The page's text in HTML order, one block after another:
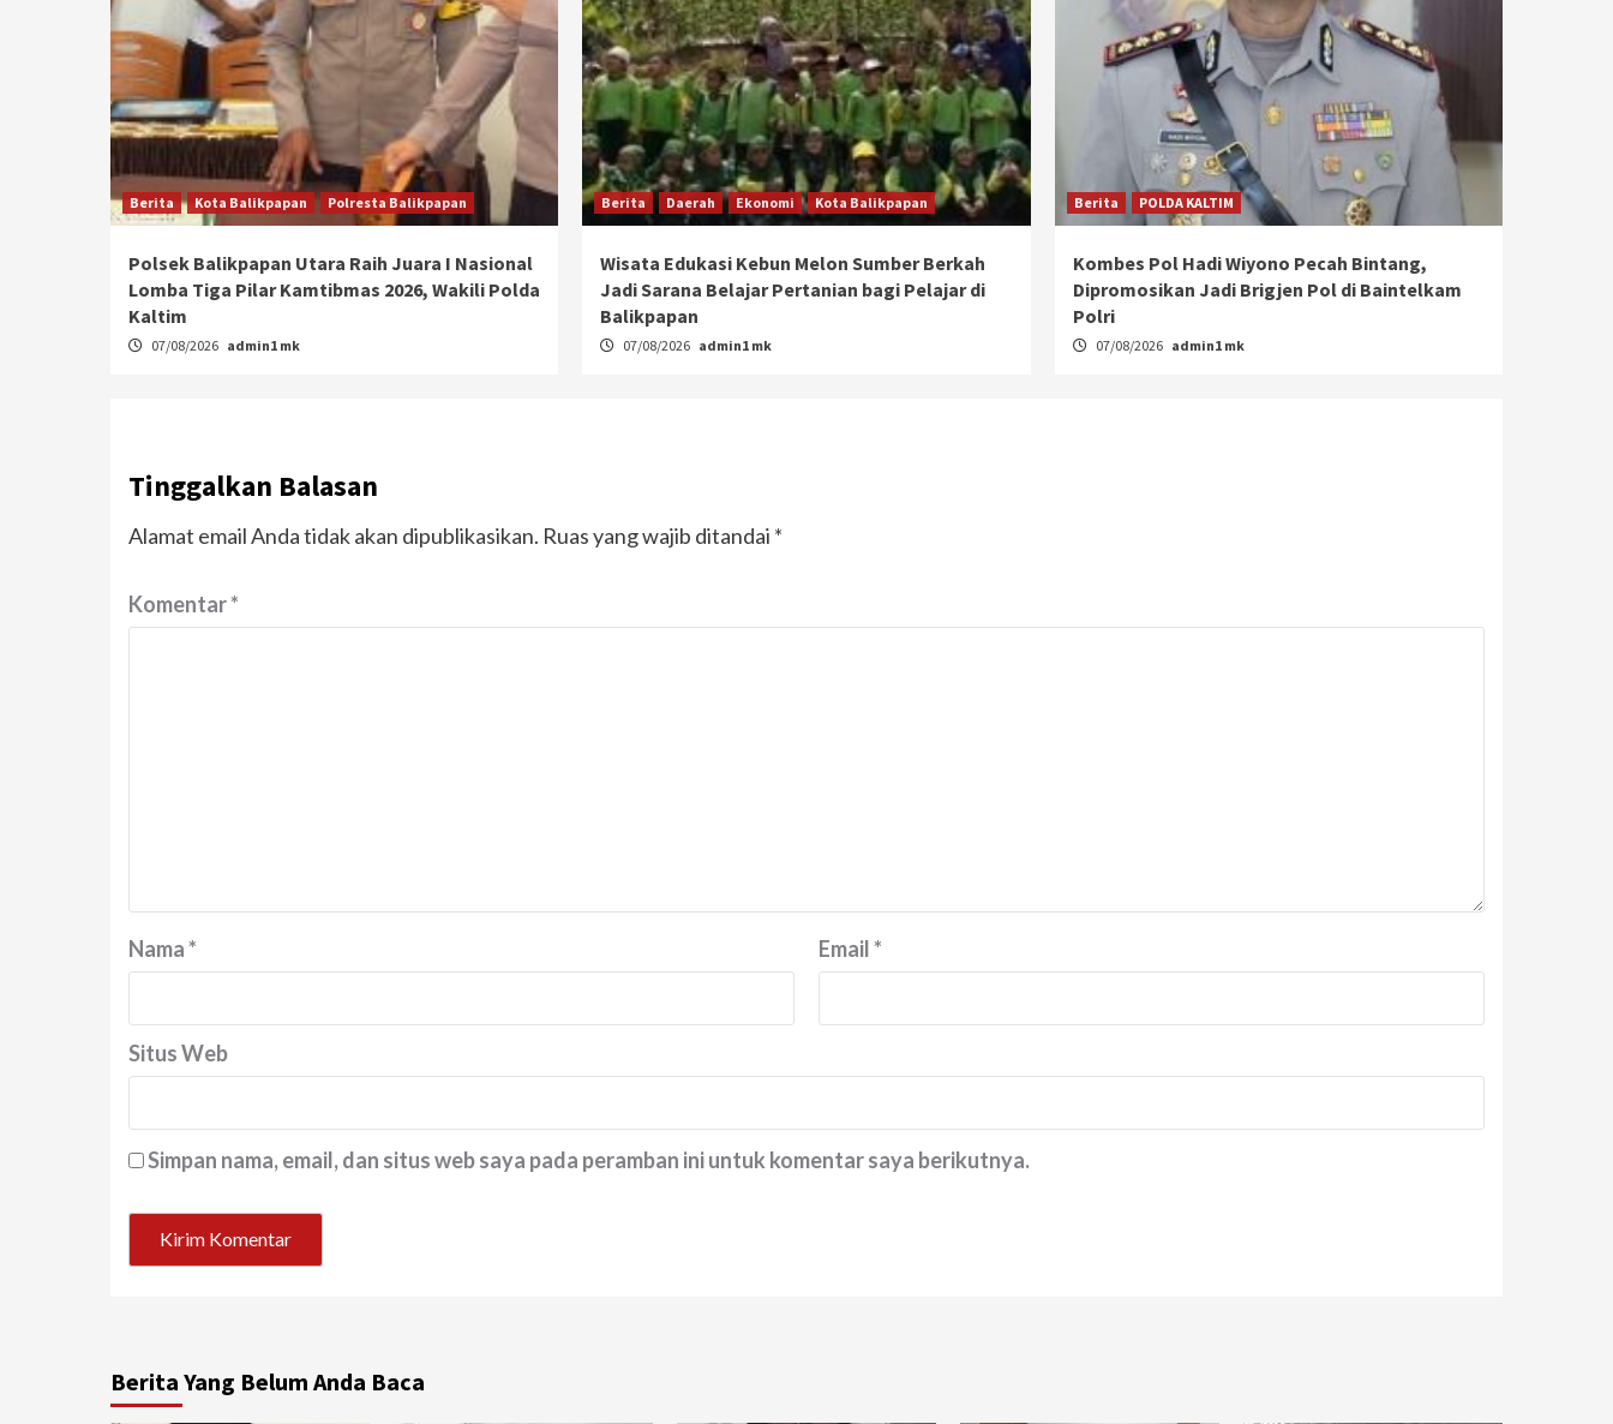
Berita Kota Balikpapan Polresta Balikpapan
Polsek Balikpapan Utara Raih Juara I Nasional
Lomba Tiga Pilar Kamtibmas 2026, Wakili Polda
Kaltim
07/08/2026 admin1 mk
Berita Daerah Ekonomi Kota Balikpapan
Wisata Edukasi Kebun Melon Sumber Berkah
Jadi Sarana Belajar Pertanian bagi Pelajar di
Balikpapan
07/08/2026 admin1 mk
Berita POLDA KALTIM
Kombes Pol Hadi Wiyono Pecah Bintang,
Dipromosikan Jadi Brigjen Pol di Baintelkam
Polri
07/08/2026 admin1 mk
Tinggalkan Balasan
Alamat email Anda tidak akan dipublikasikan. Ruas yang wajib ditandai *
Komentar*
Nama* Email*
Situs Web
Simpan nama, email, dan situs web saya pada peramban ini untuk komentar saya berikutnya.
Berita Yang Belum Anda Baca